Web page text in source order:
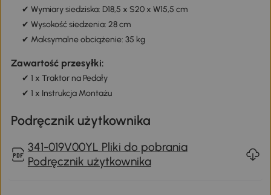
✔ Wymiary siedziska: D18,5 x S20 x W15,5 cm
✔ Wysokość siedzenia: 28 cm
✔ Maksymalne obciążenie: 35 kg
Zawartość przesyłki:
✔ 1 x Traktor na Pedały
✔ 1 x Instrukcja Montażu
Podręcznik użytkownika
341-019V00YL Pliki do pobrania
Podręcznik użytkownika